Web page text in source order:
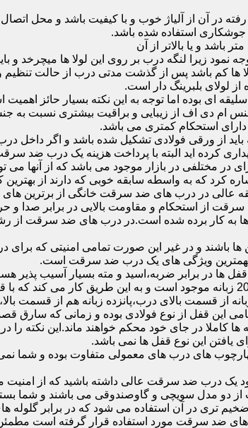
در آن از آلیاژ خوب و با کیفیت باشد و محل
نمود زیرا لنگه درب بر روی این لولا ها میچرخد و
ها کم باشد پس از گذشت مدتی درب از حالت
ای بوده اما توجه به این نکته بسیار حائز اهمیت
ام دی اف از زیبایی و براقیت بیشتری نسبت به
استحکام کمتری می باشد.
از ورقی فولادی تشکیل شده باشد و اگر داخل
کرده اید البته با پرداخت هزینه یک درب ضد
در بازار موجود می باشد که از آنها می
اشاره کرد که به واسطه سابقه خوبی که دارند از
عالی در درب های ضد سرقت خانگی از برترین های
از استحکام و مقاومت بالایی در برابر صدا و
به کار برده شده است.در درب های ضد سرقت از
ها باشند و در غیر این صورت تمامی امنیتی که
مهمترین ویژگی های یک درب ضد سرقت است.
ها در برابر ضربه،اسید و مته بسیار آسیب پذیر
سیستم استفاده می شود که این در نمونه های 16 و 20 زبانه
این قفل از نوع فولادی بوده و زمانی که
ها کاملا در جای خود محکم خواهند ماند.این
یافتن این نوع قفل ها نمی باشد.
های درب های معمولی متفاوت بوده و شما نمی
یک درب ضد سرقت عالی داشته باشید که از امنیت
سویچی و گاوصندوقی می باشند و شما بسته به
تری در آن استفاده می شود که در برابر
های ضد سرقت مورد استفاده قرار گرفته است